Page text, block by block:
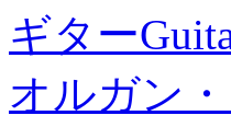
ギター
オルガン